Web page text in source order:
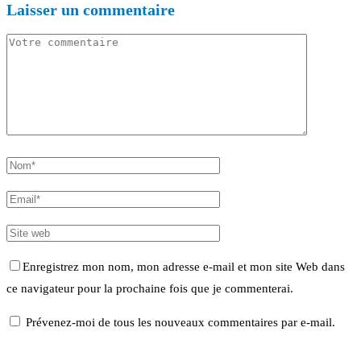
Laisser un commentaire
Enregistrez mon nom, mon adresse e-mail et mon site Web dans
ce navigateur pour la prochaine fois que je commenterai.
Prévenez-moi de tous les nouveaux commentaires par e-mail.